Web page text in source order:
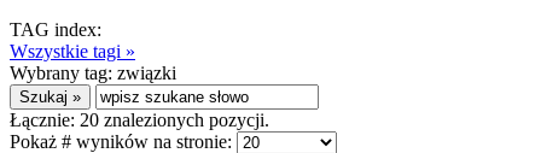
TAG index:
Wszystkie tagi »
Wybrany tag: związki
Łącznie: 20 znalezionych pozycji.
Pokaż # wyników na stronie: